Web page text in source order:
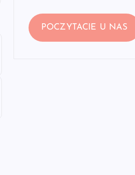
POCZYTACIE U NAS